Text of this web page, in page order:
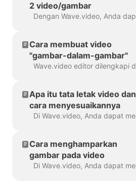
2 video/gambar
Cara membuat video
"gambar-dalam-gambar"
Apa itu tata letak video dan
cara menyesuaikannya
Cara menghamparkan
gambar pada video